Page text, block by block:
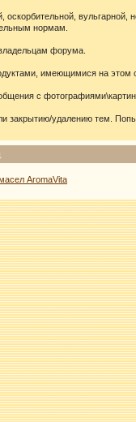
нормам.
форума.
имеющимися на этом
с
закрытию/удалению тем.
AromaVita